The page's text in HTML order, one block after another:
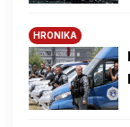
HRONIKA